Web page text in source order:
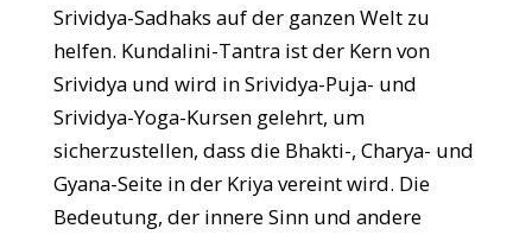
Srividya-Sadhaks auf der ganzen Welt zu
helfen. Kundalini-Tantra ist der Kern von
Srividya und wird in Srividya-Puja- und
Srividya-Yoga-Kursen gelehrt, um
sicherzustellen, dass die Bhakti-, Charya- und
Gyana-Seite in der Kriya vereint wird. Die
Bedeutung, der innere Sinn und andere